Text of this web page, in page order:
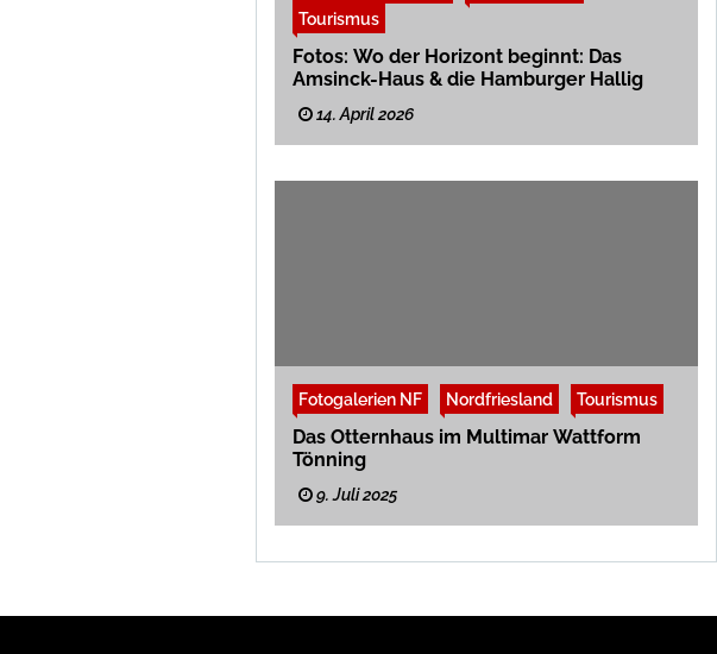
Tourismus
Fotos: Wo der Horizont beginnt: Das
Amsinck-Haus & die Hamburger Hallig
14. April 2026
Fotogalerien NF Nordfriesland Tourismus
Das Otternhaus im Multimar Wattform
Tönning
9. Juli 2025